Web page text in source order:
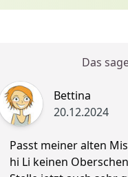
Das
Bettina
20.12.2024
5 von 5 Sterne
Passt meiner alten
hi Li keinen